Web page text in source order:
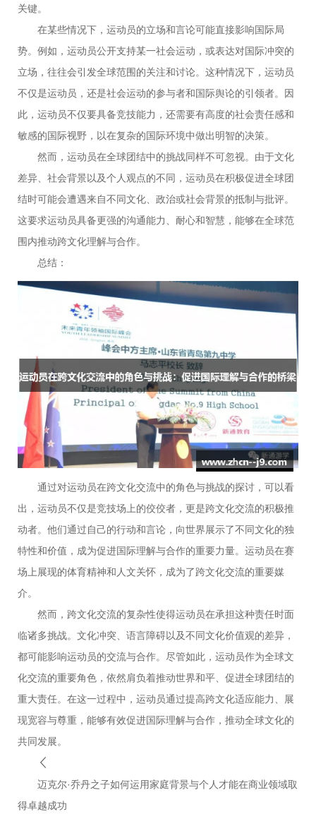
关键。
在某些情况下，运动员的立场和言论可能直接影响国际局
势。例如，运动员公开支持某一社会运动，或表达对国际冲突的
立场，往往会引发全球范围的关注和讨论。这种情况下，运动员
不仅是运动员，还是社会运动的参与者和国际舆论的引领者。因
此，运动员不仅要具备竞技能力，还需要有高度的社会责任感和
敏感的国际视野，以在复杂的国际环境中做出明智的决策。
然而，运动员在全球团结中的挑战同样不可忽视。由于文化
差异、社会背景以及个人观点的不同，运动员在积极促进全球团
结时可能会遭遇来自不同文化、政治或社会背景的抵制与批评。
这要求运动员具备更强的沟通能力、耐心和智慧，能够在全球范
围内推动跨文化理解与合作。
总结：
通过对运动员在跨文化交流中的角色与挑战的探讨，可以看
出，运动员不仅是竞技场上的佼佼者，更是跨文化交流的积极推
动者。他们通过自己的行动和言论，向世界展示了不同文化的独
特性和价值，成为促进国际理解与合作的重要力量。运动员在赛
场上展现的体育精神和人文关怀，成为了跨文化交流的重要媒
介。
然而，跨文化交流的复杂性使得运动员在承担这种责任时面
临诸多挑战。文化冲突、语言障碍以及不同文化价值观的差异，
都可能影响运动员的交流与合作。尽管如此，运动员作为全球文
化交流的重要角色，依然肩负着推动世界和平、促进全球团结的
重大责任。在这一过程中，运动员通过提高跨文化适应能力、展
现宽容与尊重，能够有效促进国际理解与合作，推动全球文化的
共同发展。
迈克尔·乔丹之子如何运用家庭背景与个人才能在商业领域取
得卓越成功